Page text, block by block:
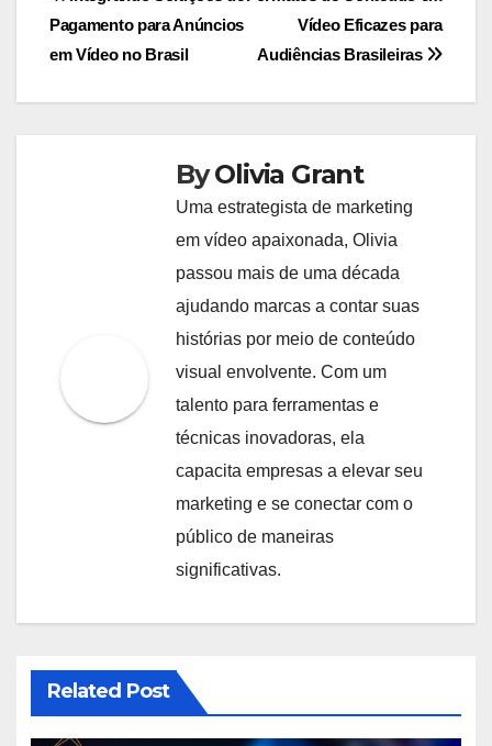
navigation
Vídeo Eficazes para
Audiências Brasileiras
Pagamento para Anúncios
em Vídeo no Brasil
ByOlivia Grant
Uma estrategista de marketing
em vídeo apaixonada, Olivia
passou mais de uma década
ajudando marcas a contar suas
histórias por meio de conteúdo
visual envolvente. Com um
talento para ferramentas e
técnicas inovadoras, ela
capacita empresas a elevar seu
marketing e se conectar com o
público de maneiras
significativas.
Related Post